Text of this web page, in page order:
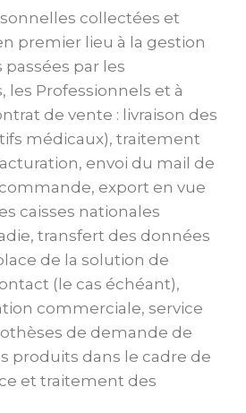
collectées et
premier lieu à la gestion
par les
les Professionnels et à
de vente : livraison des
médicaux), traitement
envoi du mail de
export en vue
caisses nationales
transfert des données
de la solution de
(le cas échéant),
commerciale, service
de demande de
produits dans le cadre de
et traitement des